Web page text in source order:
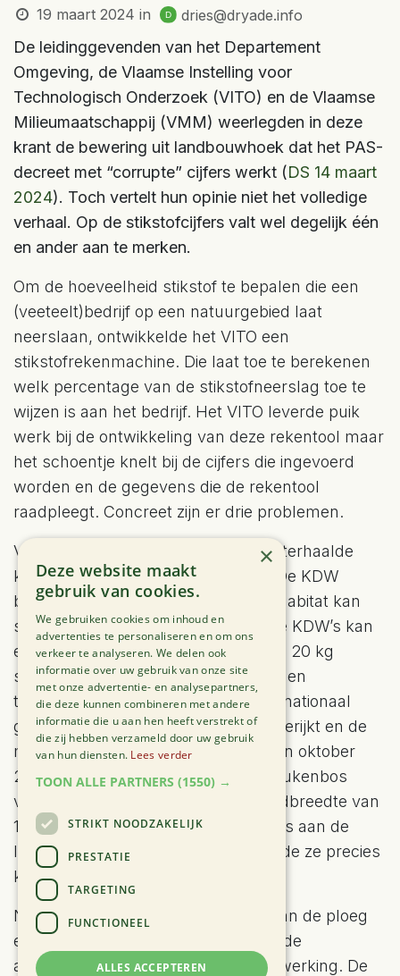
19 maart 2024 in dries@dryade.info
De leidinggevenden van het Departement
Omgeving, de Vlaamse Instelling voor
Technologisch Onderzoek (VITO) en de Vlaamse
Milieumaatschappij (VMM) weerlegden in deze
krant de bewering uit landbouwhoek dat het PAS-
decreet met “corrupte” cijfers werkt (DS 14 maart
2024). Toch vertelt hun opinie niet het volledige
verhaal. Op de stikstofcijfers valt wel degelijk één
en ander aan te merken.
Om de hoeveelheid stikstof te bepalen die een
(veeteelt)bedrijf op een natuurgebied laat
neerslaan, ontwikkelde het VITO een
stikstofrekenmachine. Die laat toe te berekenen
welk percentage van de stikstofneerslag toe te
wijzen is aan het bedrijf. Het VITO leverde puik
werk bij de ontwikkeling van deze rekentool maar
het schoentje knelt bij de cijfers die ingevoerd
worden en de gegevens die de rekentool
raadpleegt. Concreet zijn er drie problemen.
Vooreerst gebruikt de rekentool achterhaalde
kritische depositiewaarde (KDW’s). De KDW
bepaalt de hoeveel stikstof die een habitat kan
slikken. Volgens de huidige Vlaamse KDW’s kan
een hectare beukenbos bijvoorbeeld 20 kg
stikstof per jaar aan. De KDW’s worden
tienjaarlijks door een panel van internationaal
gerenommeerde wetenschappers herijkt en de
meest recente herziening dateert van oktober
2022. Daarbij werd de KDW voor beukenbos
verstrengd van 20 kg naar een bandbreedte van
10 en 15 kg stikstof. Het is vervolgens aan de
lidstaten om te bepalen welke waarde ze precies
kiezen.
Nederland sloeg meteen de hand aan de ploeg
en minder dan een jaar later traden de
aangepaste Nederlandse KDW’s in werking. De
×
Deze website maakt
gebruik van cookies.
We gebruiken cookies om inhoud en
advertenties te personaliseren en om ons
verkeer te analyseren. We delen ook
informatie over uw gebruik van onze site
met onze advertentie- en analysepartners,
die deze kunnen combineren met andere
informatie die u aan hen heeft verstrekt of
die zij hebben verzameld door uw gebruik
van hun diensten. Lees verder
TOON ALLE PARTNERS (1550) →
STRIKT NOODZAKELIJK
PRESTATIE
TARGETING
FUNCTIONEEL
ALLES ACCEPTEREN